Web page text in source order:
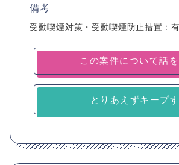
備考
受動喫煙対策・受動喫煙防止措置：
とりあえずキープ